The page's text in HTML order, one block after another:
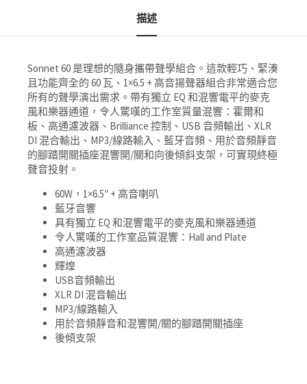
描述
Sonnet 60 是理想的隨身攜帶聲學組合。 這款輕巧、緊湊
且功能齊全的 60 瓦、1×6.5 + 高音揚聲器組合非常適合您
所有的聲學演出需求。 帶有獨立 EQ 和混響電平的麥克
風和樂器通道，令人驚嘆的工作室質量混響：霍爾和
板、高通濾波器、Brilliance 控制、USB 音頻輸出、XLR
DI 混合輸出、MP3/線路輸入、藍牙音頻、用於音頻靜音
的腳踏開關插座混響開/關和向後傾斜支架，可實現終極
聲音投射。
60W，1×6.5″ + 高音喇叭
藍牙音響
具有獨立 EQ 和混響電平的麥克風和樂器通道
令人驚嘆的工作室品質混響：Hall and Plate
高通濾波器
輝煌
USB音頻輸出
XLR DI 混音輸出
MP3/線路輸入
用於音頻靜音和混響開/關的腳踏開關插座
後傾支架